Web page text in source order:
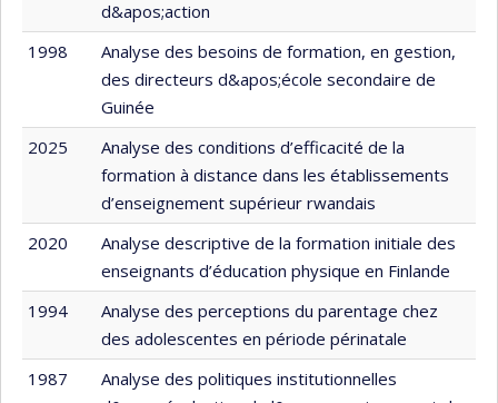
d&apos;action
1998
Analyse des besoins de formation, en gestion,
des directeurs d&apos;école secondaire de
Guinée
2025
Analyse des conditions d’efficacité de la
formation à distance dans les établissements
d’enseignement supérieur rwandais
2020
Analyse descriptive de la formation initiale des
enseignants d’éducation physique en Finlande
1994
Analyse des perceptions du parentage chez
des adolescentes en période périnatale
1987
Analyse des politiques institutionnelles